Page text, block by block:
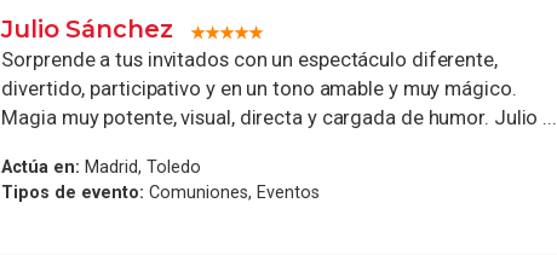
Julio Sánchez
Sorprende a tus invitados con un espectáculo diferente,
divertido, participativo y en un tono amable y muy mágico.
Magia muy potente, visual, directa y cargada de humor. Julio ...
Actúa en: Madrid, Toledo
Tipos de evento: Comuniones, Eventos